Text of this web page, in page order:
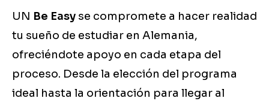
UN Be Easy se compromete a hacer realidad
tu sueño de estudiar en Alemania,
ofreciéndote apoyo en cada etapa del
proceso. Desde la elección del programa
ideal hasta la orientación para llegar al